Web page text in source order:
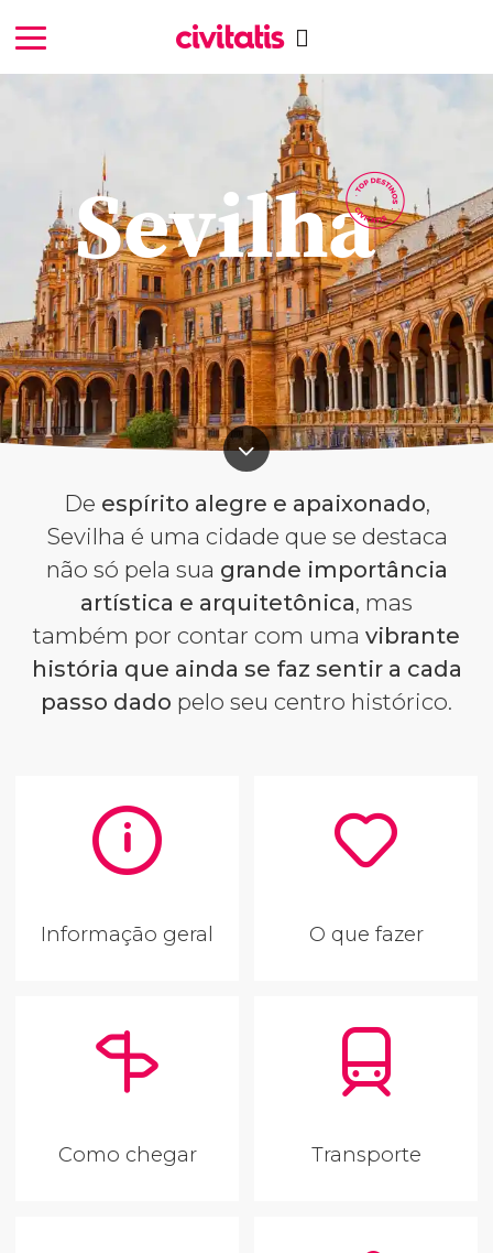
Sevilha
De espírito alegre e apaixonado,
Sevilha é uma cidade que se destaca
não só pela sua grande importância
artística e arquitetônica, mas
também por contar com uma vibrante
história que ainda se faz sentir a cada
passo dado pelo seu centro histórico.
Informação geral O que fazer
Como chegar Transporte